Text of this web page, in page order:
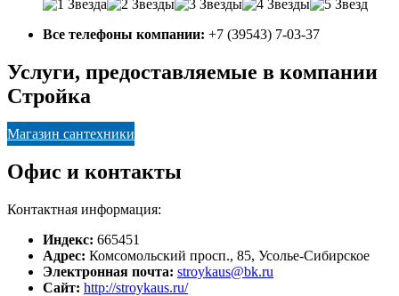
Все телефоны компании: +7 (39543) 7-03-37
Услуги, предоставляемые в компании
Стройка
Магазин сантехники
Офис и контакты
Контактная информация:
Индекс: 665451
Адрес: Комсомольский просп., 85, Усолье-Сибирское
Электронная почта: stroykaus@bk.ru
Сайт: http://stroykaus.ru/